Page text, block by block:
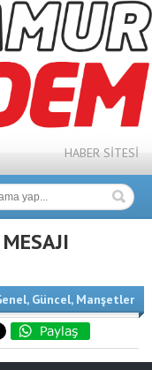
HABER SİTESİ
, Güncel, Manşetler